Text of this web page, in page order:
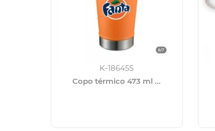
K-18645S
Copo térmico 473 ml ...